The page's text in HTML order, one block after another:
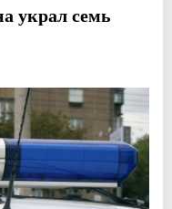
украл семь